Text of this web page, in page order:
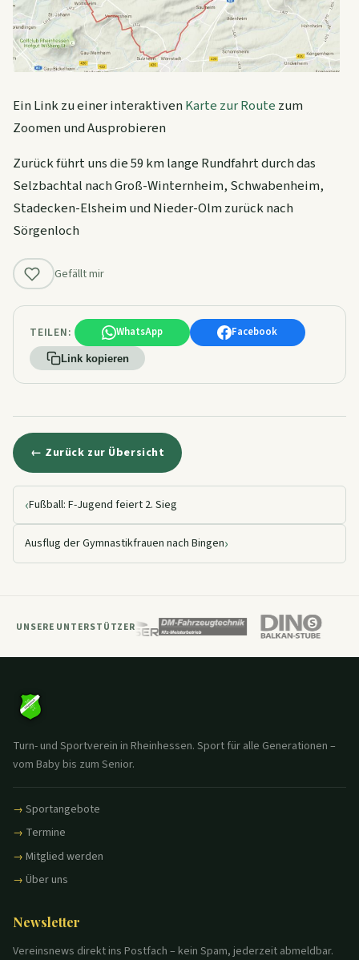
Ein Link zu einer interaktivenKarte zur Route zum
Zoomen und Ausprobieren
Zurück führt uns die 59 km lange Rundfahrt durch das
Selzbachtal nach Groß-Winternheim, Schwabenheim,
Stadecken-Elsheim und Nieder-Olm zurück nach
Sörgenloch
Gefällt mir
TEILEN: WhatsApp Facebook
Link kopieren
← Zurück zur Übersicht
‹Fußball: F-Jugend feiert 2. Sieg
Ausflug der Gymnastikfrauen nach Bingen›
UNSERE UNTERSTÜTZER
Turn- und Sportverein in Rheinhessen. Sport für alle Generationen –
vom Baby bis zum Senior.
Sportangebote
Termine
Mitglied werden
Über uns
Newsletter
Vereinsnews direkt ins Postfach – kein Spam, jederzeit abmeldbar.